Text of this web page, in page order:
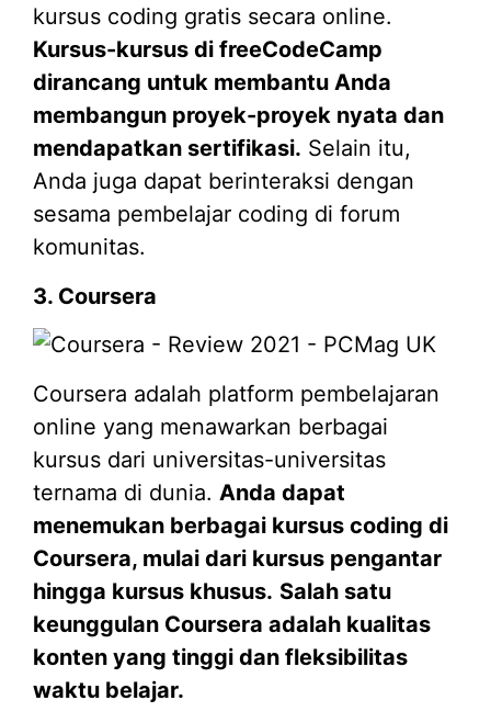
kursus coding gratis secara online.
Kursus-kursus di freeCodeCamp
dirancang untuk membantu Anda
membangun proyek-proyek nyata dan
mendapatkan sertifikasi. Selain itu,
Anda juga dapat berinteraksi dengan
sesama pembelajar coding di forum
komunitas.
3. Coursera
Coursera adalah platform pembelajaran
online yang menawarkan berbagai
kursus dari universitas-universitas
ternama di dunia. Anda dapat
menemukan berbagai kursus coding di
Coursera, mulai dari kursus pengantar
hingga kursus khusus. Salah satu
keunggulan Coursera adalah kualitas
konten yang tinggi dan fleksibilitas
waktu belajar.